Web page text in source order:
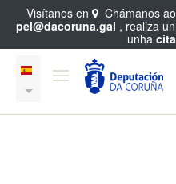
Visítanos en Chámanos ao
pel@dacoruna.gal , realiza
unha